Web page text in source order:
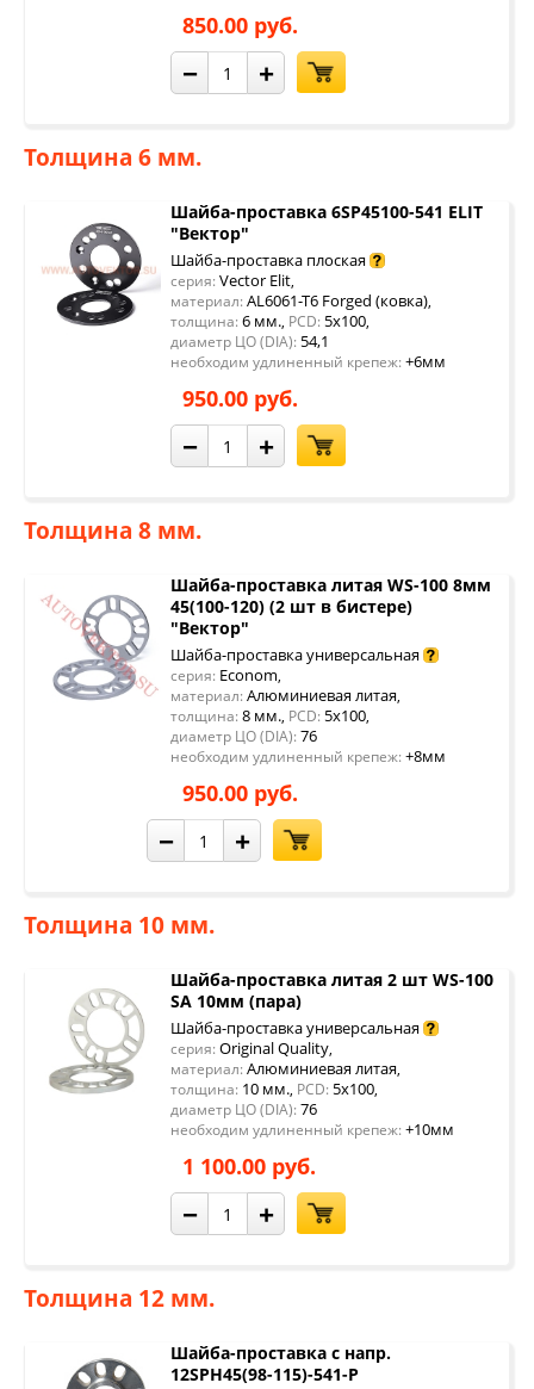
850.00 руб.
− +
Толщина 6 мм.
Шайба-проставка 6SP45100-541 ELIT
"Вектор"
Шайба-проставка плоская
серия: Vector Elit,
материал: AL6061-T6 Forged (ковка),
толщина: 6 мм., PCD: 5x100,
диаметр ЦО (DIA): 54,1
необходим удлиненный крепеж: +6мм
950.00 руб.
− +
Толщина 8 мм.
Шайба-проставка литая WS-100 8мм
45(100-120) (2 шт в бистере)
"Вектор"
Шайба-проставка универсальная
серия: Econom,
материал: Алюминиевая литая,
толщина: 8 мм., PCD: 5x100,
диаметр ЦО (DIA): 76
необходим удлиненный крепеж: +8мм
950.00 руб.
− +
Толщина 10 мм.
Шайба-проставка литая 2 шт WS-100
SA 10мм (пара)
Шайба-проставка универсальная
серия: Original Quality,
материал: Алюминиевая литая,
толщина: 10 мм., PCD: 5x100,
диаметр ЦО (DIA): 76
необходим удлиненный крепеж: +10мм
1 100.00 руб.
− +
Толщина 12 мм.
Шайба-проставка с напр.
12SPH45(98-115)-541-P